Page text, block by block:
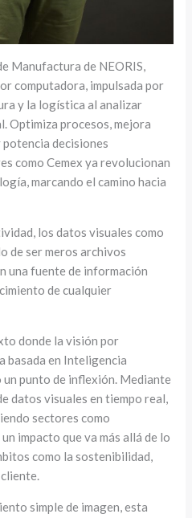
Manufactura de NEORIS,
computadora, impulsada por
y la logística al analizar
Optimiza procesos, mejora
decisiones
como Cemex ya revolucionan
marcando el camino hacia
los datos visuales como
de ser meros archivos
una fuente de información
de cualquier
donde la visión por
basada en Inteligencia
punto de inflexión. Mediante
datos visuales en tiempo real,
sectores como
impacto que va más allá de lo
como la sostenibilidad,
simple de imagen, esta